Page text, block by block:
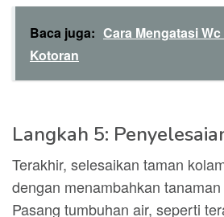
Baca juga: Cara Mengatasi
Kotoran
Langkah 5:
Terakhir, selesaikan taman
dengan menambahkan
Pasang tumbuhan air, seperti